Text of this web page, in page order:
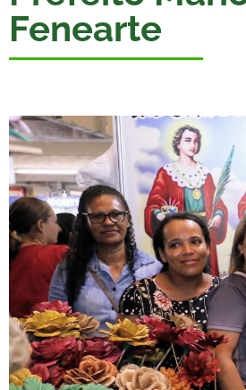
Fenearte